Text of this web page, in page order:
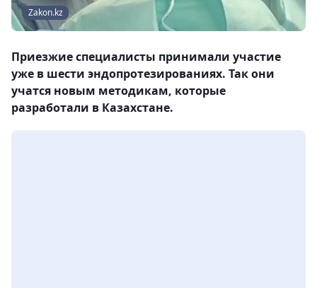
Zakon.kz
Приезжие специалисты принимали участие
уже в шести эндопротезированиях. Так они
учатся новым методикам, которые
разработали в Казахстане.